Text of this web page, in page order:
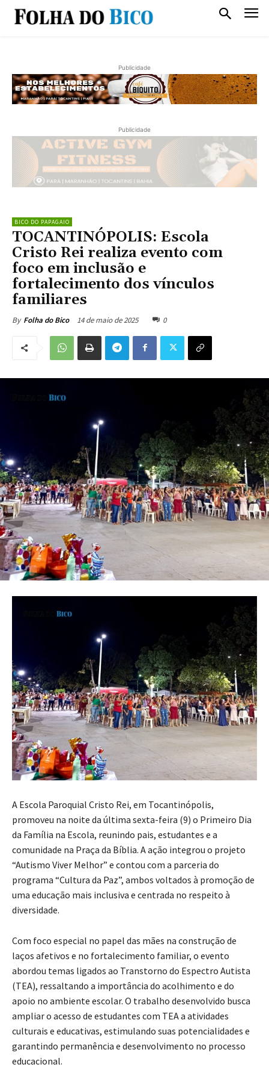
Publicidade
Publicidade
BICO DO PAPAGAIO
TOCANTINÓPOLIS: Escola
Cristo Rei realiza evento com
foco em inclusão e
fortalecimento dos vínculos
familiares
By Folha do Bico 14 de maio de 2025 0
A Escola Paroquial Cristo Rei, em Tocantinópolis,
promoveu na noite da última sexta-feira (9) o Primeiro Dia
da Família na Escola, reunindo pais, estudantes e a
comunidade na Praça da Bíblia. A ação integrou o projeto
“Autismo Viver Melhor” e contou com a parceria do
programa “Cultura da Paz”, ambos voltados à promoção de
uma educação mais inclusiva e centrada no respeito à
diversidade.
Com foco especial no papel das mães na construção de
laços afetivos e no fortalecimento familiar, o evento
abordou temas ligados ao Transtorno do Espectro Autista
(TEA), ressaltando a importância do acolhimento e do
apoio no ambiente escolar. O trabalho desenvolvido busca
ampliar o acesso de estudantes com TEA a atividades
culturais e educativas, estimulando suas potencialidades e
garantindo permanência e desenvolvimento no processo
educacional.